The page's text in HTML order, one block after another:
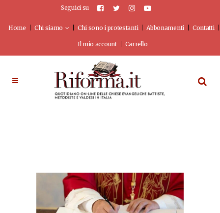
Seguici su
Home Chi siamo Chi sono i protestanti Abbonamenti Contatti
Il mio account Carrello